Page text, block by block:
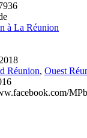
à La Réunion
2018
Réunion, Ouest